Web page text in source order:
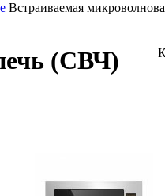
Встраиваемая
(СВЧ)